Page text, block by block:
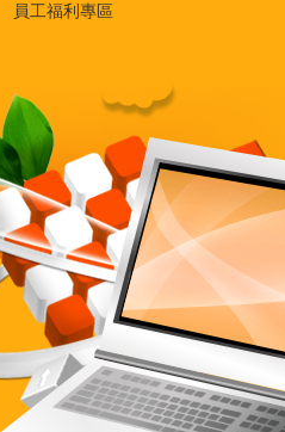
員工福利專區